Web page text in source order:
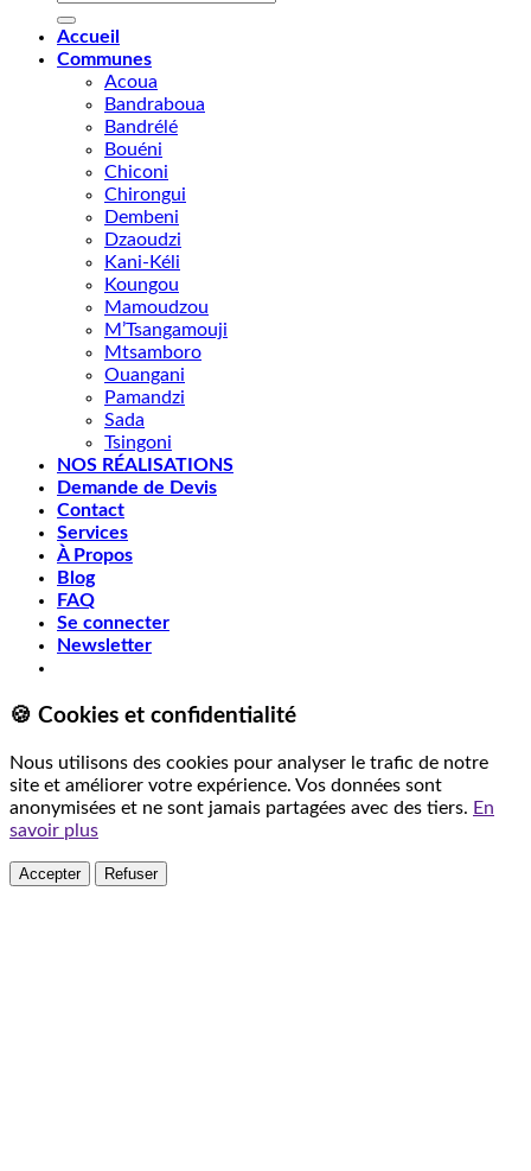
Accueil
Communes
Acoua
Bandraboua
Bandrélé
Bouéni
Chiconi
Chirongui
Dembeni
Dzaoudzi
Kani-Kéli
Koungou
Mamoudzou
M’Tsangamouji
Mtsamboro
Ouangani
Pamandzi
Sada
Tsingoni
NOS RÉALISATIONS
Demande de Devis
Contact
Services
À Propos
Blog
FAQ
Se connecter
Newsletter
🍪 Cookies et confidentialité
Nous utilisons des cookies pour analyser le trafic de notre
site et améliorer votre expérience. Vos données sont
anonymisées et ne sont jamais partagées avec des tiers. En
savoir plus
Accepter Refuser